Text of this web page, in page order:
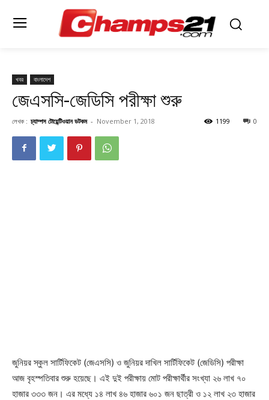
খবর বাংলাদেশ
জেএসসি-জেডিসি পরীক্ষা শুরু
লেখক : চ্যাম্পস টোয়েন্টিওয়ান ডটকম - November 1, 2018 0
1199
জুনিয়র স্কুল সার্টিফিকেট (জেএসসি) ও জুনিয়র দাখিল সার্টিফিকেট (জেডিসি) পরীক্ষা
আজ বৃহস্পতিবার শুরু হয়েছে। এই দুই পরীক্ষায় মোট পরীক্ষার্থীর সংখ্যা ২৬ লাখ ৭০
হাজার ৩৩৩ জন। এর মধ্যে ১৪ লাখ ৪৬ হাজার ৬০১ জন ছাত্রী ও ১২ লাখ ২৩ হাজার